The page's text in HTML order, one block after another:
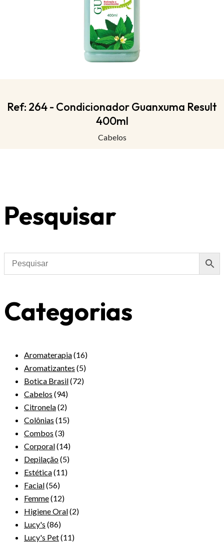
Ref: 264 - Condicionador Guanxuma Result
400ml
Cabelos
Pesquisar
Categorias
Aromaterapia(16)
Aromatizantes (5)
Botica Brasil(72)
Cabelos (94)
Citronela(2)
Colônias (15)
Combos (3)
Corporal(14)
Depilação(5)
Estética(11)
Facial(56)
Femme(12)
Higiene Oral(2)
Lucy's (86)
Lucy's Pet(11)